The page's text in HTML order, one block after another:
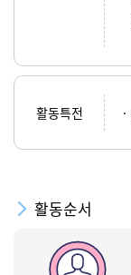
활동특전
활동순서